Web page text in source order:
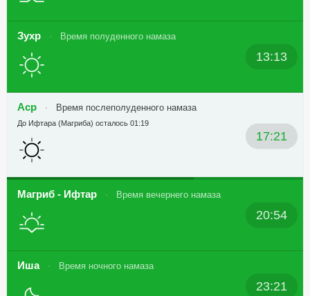
Зухр Время полуденного намаза
13:13
Аср Время послеполуденного намаза
17:21
До Ифтара (Магриба) осталось 01:19
Магриб - Ифтар Время вечернего намаза
20:54
Иша Время ночного намаза
23:21